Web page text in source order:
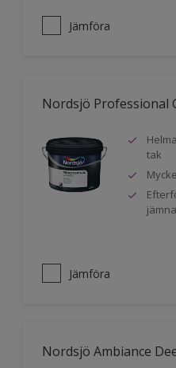
Jämföra
Nordsjö Professional
tak
Jämföra
Nordsjö Ambiance